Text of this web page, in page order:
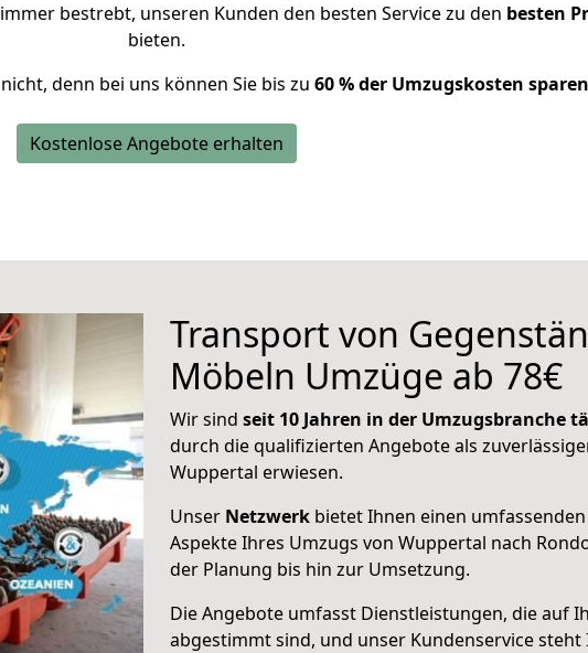
bestrebt, unseren Kunden den besten Service zu den besten
bieten.
denn bei uns können Sie bis zu 60 % der Umzugskosten sparen
Kostenlose Angebote erhalten
Transport von
Möbeln Umzüge ab 78€
Wir sind seit 10 Jahren in der Umzugsbranche
durch die qualifizierten Angebote als
Wuppertal erwiesen.
Unser Netzwerk bietet Ihnen einen
Aspekte Ihres Umzugs von Wuppertal nach
der Planung bis hin zur Umsetzung.
Die Angebote umfasst Dienstleistungen, die auf
abgestimmt sind, und unser Kundenservice